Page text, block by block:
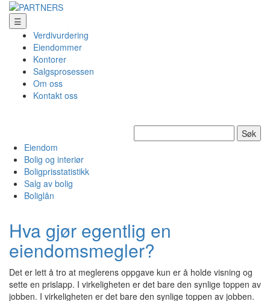
☰
Verdivurdering
Eiendommer
Kontorer
Salgsprosessen
Om oss
Kontakt oss
etter:
Eiendom
Bolig og interiør
Boligprisstatistikk
Salg av bolig
Boliglån
Hva gjør egentlig en
eiendomsmegler?
Det er lett å tro at meglerens oppgave kun er å holde visning og
sette en prislapp. I virkeligheten er det bare den synlige toppen av
jobben. I virkeligheten er det bare den synlige toppen av jobben.